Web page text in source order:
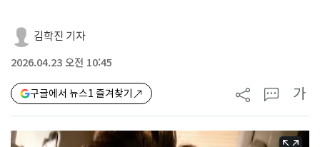
김학진 기자
2026.04.23 오전 10:45
구글에서 뉴스1 즐겨찾기 가